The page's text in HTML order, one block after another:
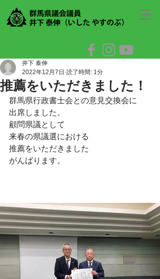
推薦をいただきました！
井下 泰伸
2022年12月7日 読了時間: 1分
群馬県行政書士会との意見交換会に
出席しました。
顧問県議として
来春の県議選における
推薦をいただきました
がんばります。